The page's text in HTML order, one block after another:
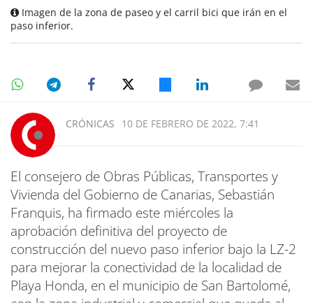
Imagen de la zona de paseo y el carril bici que irán en el
paso inferior.
CRÓNICAS 10 DE FEBRERO DE 2022, 7:41
El consejero de Obras Públicas, Transportes y
Vivienda del Gobierno de Canarias, Sebastián
Franquis, ha firmado este miércoles la
aprobación definitiva del proyecto de
construcción del nuevo paso inferior bajo la LZ-2
para mejorar la conectividad de la localidad de
Playa Honda, en el municipio de San Bartolomé,